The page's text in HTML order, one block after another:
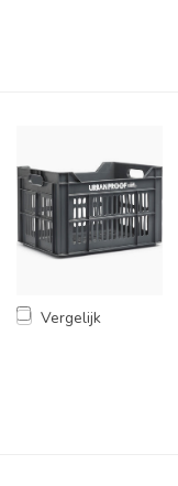
Vergelijk